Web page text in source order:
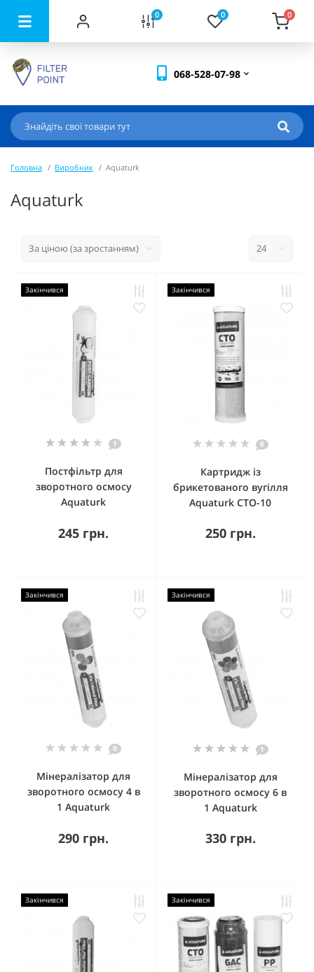
0 0 0
068-528-07-98
Головна Виробник Aquaturk
Aquaturk
Закінчився
1
Постфільтр для
зворотного осмосу
Aquaturk
245 грн.
Закінчився
0
Картридж із
брикетованого вугілля
Aquaturk CTO-10
250 грн.
Закінчився
0
Мінералізатор для
зворотного осмосу 4 в
1 Aquaturk
290 грн.
Закінчився
1
Мінералізатор для
зворотного осмосу 6 в
1 Aquaturk
330 грн.
Закінчився Закінчився